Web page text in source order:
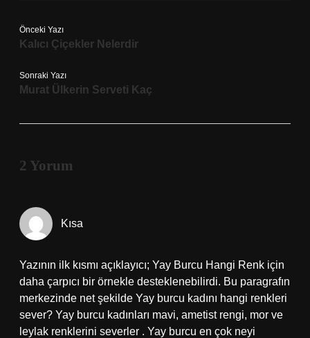
Önceki Yazı
Kalıcı Çiçekler Nelerdir
Sonraki Yazı
Murat Ülkerin Serveti Kaç
2 Yorum
Kısa
Yazının ilk kısmı açıklayıcı; Yay Burcu Hangi Renk için
daha çarpıcı bir örnekle desteklenebilirdi. Bu paragrafın
merkezinde net şekilde Yay burcu kadını hangi renkleri
sever? Yay burcu kadınları mavi, ametist rengi, mor ve
leylak renklerini severler . Yay burcu en çok neyi